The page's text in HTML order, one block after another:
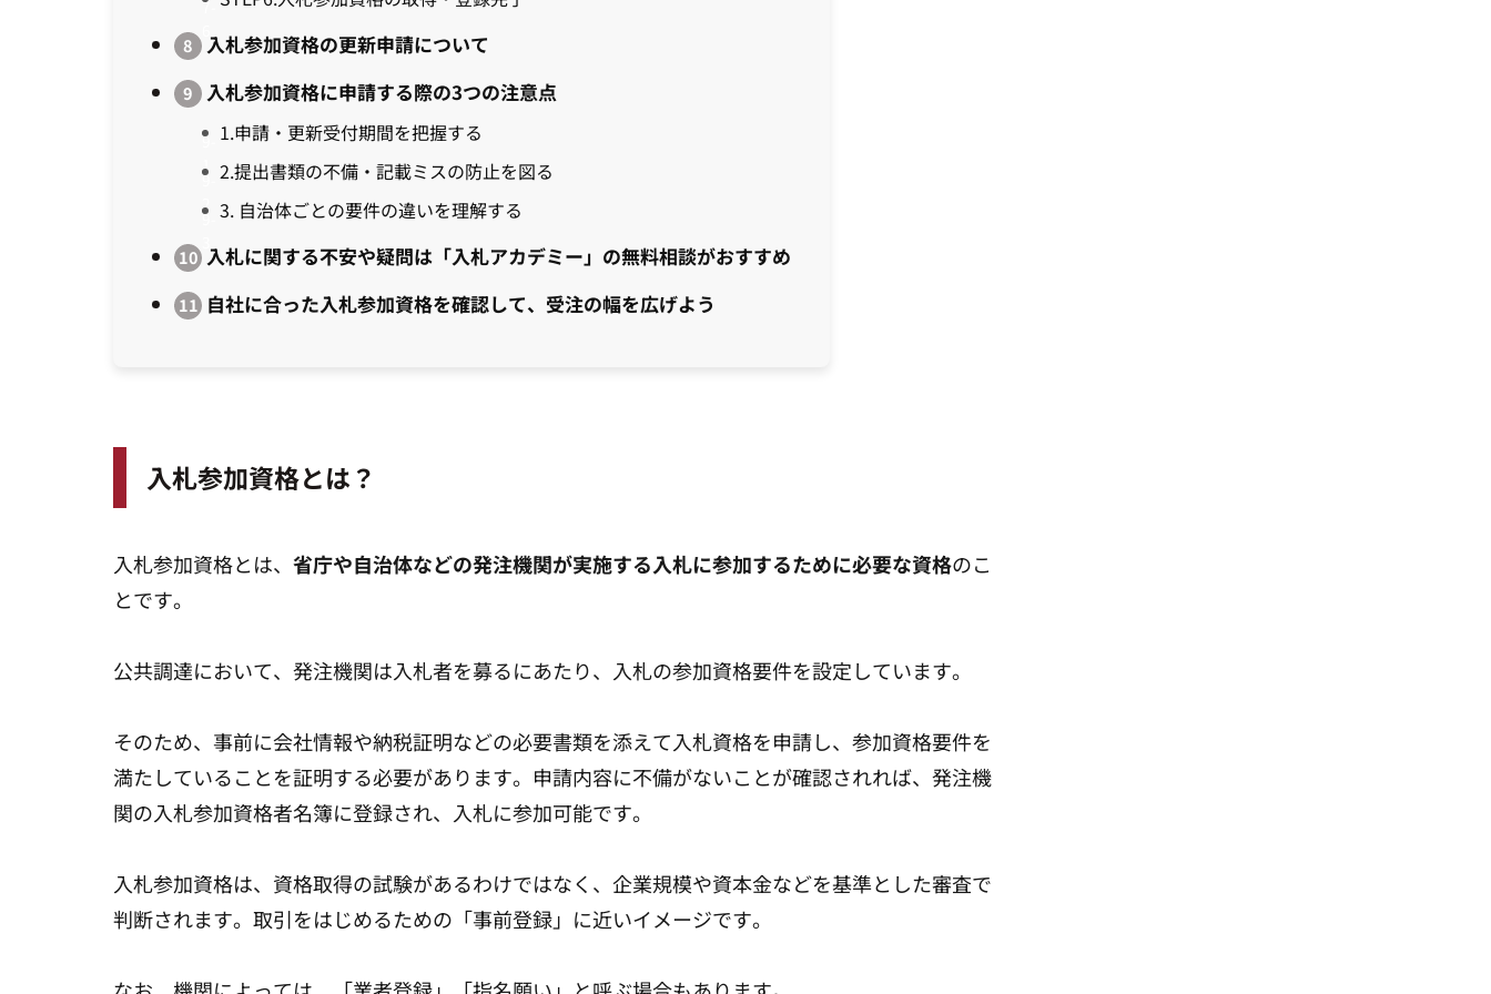
入札参加資格の更新申請について
入札参加資格に申請する際の3つの注意点
1.申請・更新受付期間を把握する
2.提出書類の不備・記載ミスの防止を図る
3. 自治体ごとの要件の違いを理解する
入札に関する不安や疑問は「入札アカデミー」の無料相談がおすすめ
自社に合った入札参加資格を確認して、受注の幅を広げよう
入札参加資格とは？
入札参加資格とは、 省庁や自治体などの発注機関が実施する入札に参加するために必要な資格のこ
とです。
公共調達において、発注機関は入札者を募るにあたり、入札の参加資格要件を設定しています。
そのため、事前に会社情報や納税証明などの必要書類を添えて入札資格を申請し、参加資格要件を
満たしていることを証明する必要があります。申請内容に不備がないことが確認されれば、発注機
関の入札参加資格者名簿に登録され、入札に参加可能です。
入札参加資格は、資格取得の試験があるわけではなく、企業規模や資本金などを基準とした審査で
判断されます。取引をはじめるための「事前登録」に近いイメージです。